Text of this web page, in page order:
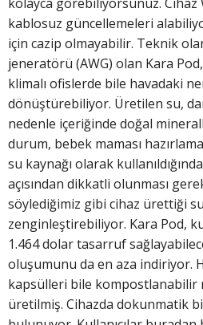
kablosuz güncellemeleri
için cazip olmayabilir. Teknik
jeneratörü (AWG) olan Kara
klimalı ofislerde bile havadaki
dönüştürebiliyor. Üretilen su,
nedenle içeriğinde doğal
durum, bebek maması
su kaynağı olarak
açısından dikkatli olunması
söylediğimiz gibi cihaz ürettiği
zenginleştirebiliyor. Kara Pod,
1.464 dolar tasarruf
oluşumunu da en aza indiriyor.
kapsülleri bile kompostlanabilir
üretilmiş. Cihazda dokunmatik